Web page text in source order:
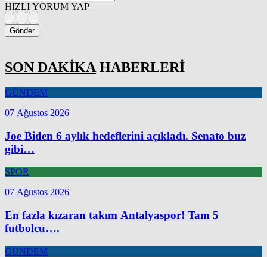
HIZLI YORUM YAP
Gönder
SON DAKİKA HABERLERİ
GÜNDEM
07 Ağustos 2026
Joe Biden 6 aylık hedeflerini açıkladı. Senato buz
gibi…
SPOR
07 Ağustos 2026
En fazla kızaran takım Antalyaspor! Tam 5
futbolcu….
GÜNDEM